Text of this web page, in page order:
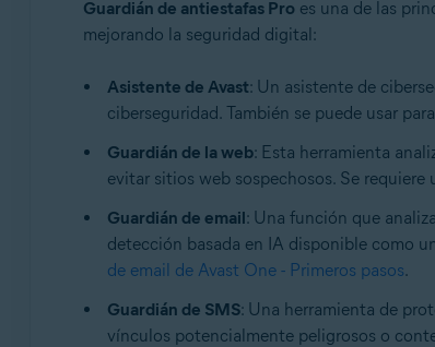
Guardián de antiestafas Pro es una de las
mejorando la seguridad digital:
Asistente de Avast: Un asistente de
ciberseguridad. También se puede usar
Guardián de la web: Esta herramienta
evitar sitios web sospechosos. Se
Guardián de email: Una función que
detección basada en IA disponible como
de email de Avast One - Primeros pasos.
Guardián de SMS: Una herramienta de
vínculos potencialmente peligrosos o